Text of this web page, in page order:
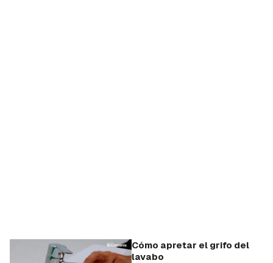
Cómo apretar el grifo del
lavabo